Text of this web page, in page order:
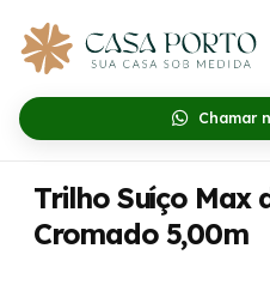
Chamar
Trilho Suíço Max
Cromado 5,00m